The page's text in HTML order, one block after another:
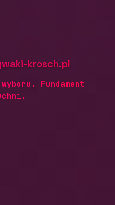
krosch.pl
Fundament